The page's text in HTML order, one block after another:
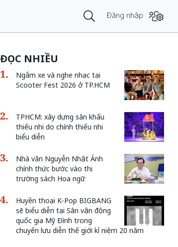
Đăng nhập
ĐỌC NHIỀU
Ngắm xe và nghe nhạc tại
Scooter Fest 2026 ở TP.HCM
TPHCM: xây dựng sân khấu
thiếu nhi do chính thiếu nhi
biểu diễn
Nhà văn Nguyễn Nhật Ánh
chính thức bước vào thị
trường sách Hoa ngữ
Huyền thoại K-Pop BIGBANG
sẽ biểu diễn tại Sân vận động
quốc gia Mỹ Đình trong
chuyến lưu diễn thế giới kỉ niệm 20 năm